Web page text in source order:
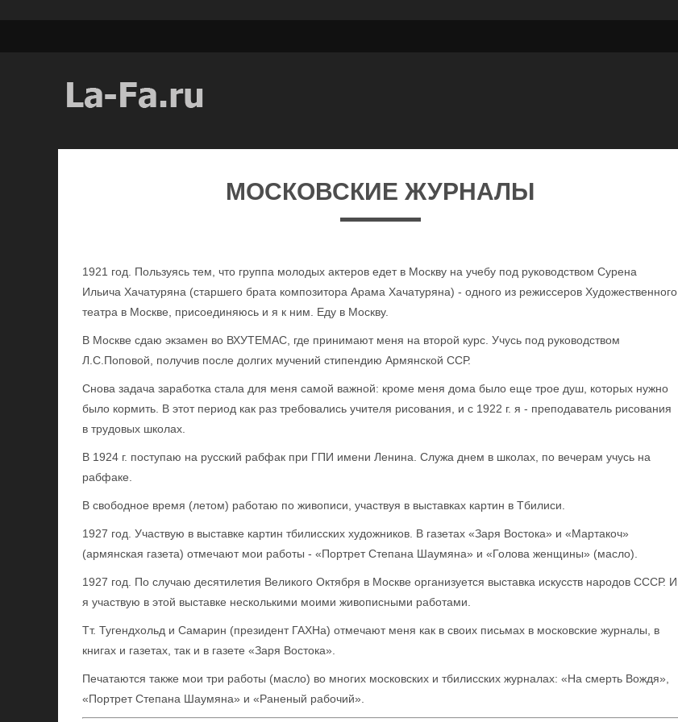
МОСКОВСКИЕ ЖУРНАЛЫ
1921 год. Пользуясь тем, что группа молодых актеров едет в Москву на учебу под руководством Сурена
Ильича Хачатуряна (старшего брата композитора Арама Хачатуряна) - одного из режиссеров Художественного
театра в Москве, присоединяюсь и я к ним. Еду в Москву.
В Москве сдаю экзамен во ВХУТЕМАС, где принимают меня на второй курс. Учусь под руководством
Л.С.Поповой, получив после долгих мучений стипендию Армянской ССР.
Снова задача заработка стала для меня самой важной: кроме меня дома было еще трое душ, которых нужно
было кормить. В этот период как раз требовались учителя рисования, и с 1922 г. я - преподаватель рисования
в трудовых школах.
В 1924 г. поступаю на русский рабфак при ГПИ имени Ленина. Служа днем в школах, по вечерам учусь на
рабфаке.
В свободное время (летом) работаю по живописи, участвуя в выставках картин в Тбилиси.
1927 год. Участвую в выставке картин тбилисских художников. В газетах «Заря Востока» и «Мартакоч»
(армянская газета) отмечают мои работы - «Портрет Степана Шаумяна» и «Голова женщины» (масло).
1927 год. По случаю десятилетия Великого Октября в Москве организуется выставка искусств народов СССР. И
я участвую в этой выставке несколькими моими живописными работами.
Тт. Тугендхольд и Самарин (президент ГАХНа) отмечают меня как в своих письмах в московские журналы, в
книгах и газетах, так и в газете «Заря Востока».
Печатаются также мои три работы (масло) во многих московских и тбилисских журналах: «На смерть Вождя»,
«Портрет Степана Шаумяна» и «Раненый рабочий».